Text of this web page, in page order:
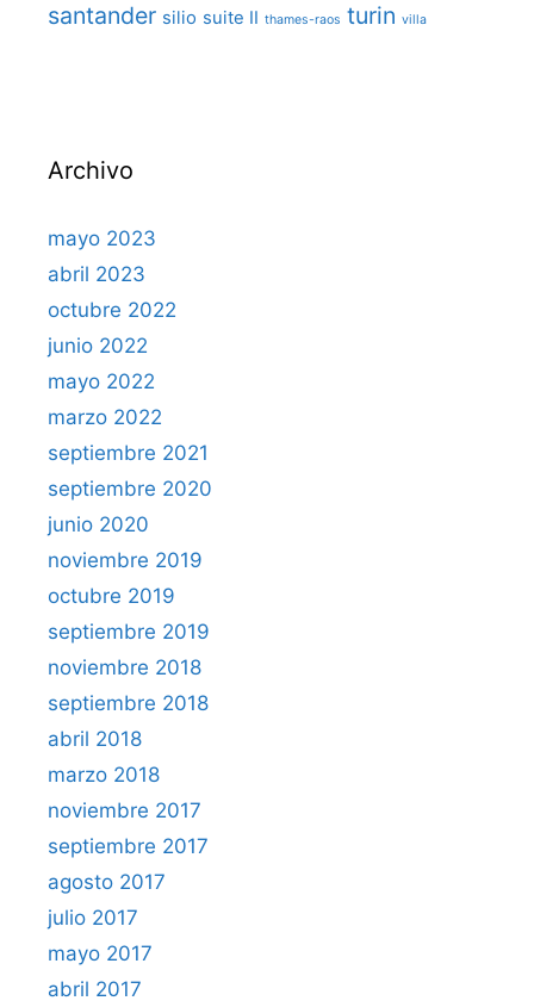
santander silio suite II thames-raos turin villa
Archivo
mayo 2023
abril 2023
octubre 2022
junio 2022
mayo 2022
marzo 2022
septiembre 2021
septiembre 2020
junio 2020
noviembre 2019
octubre 2019
septiembre 2019
noviembre 2018
septiembre 2018
abril 2018
marzo 2018
noviembre 2017
septiembre 2017
agosto 2017
julio 2017
mayo 2017
abril 2017